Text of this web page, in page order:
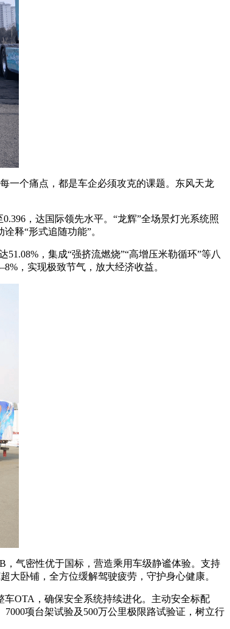
个痛点，都是车企必须攻克的课题。东风天龙
，达国际领先水平。“龙辉”全场景灯光系统照
释“形式追随功能”。
，集成“强挤流燃烧”“高增压米勒循环”等八
，实现极致节气，放大经济收益。
气密性优于国标，营造乘用车级静谧体验。支持
大卧铺，全方位缓解驾驶疲劳，守护身心健康。
OTA，确保安全系统持续进化。主动安全标配
项台架试验及500万公里极限路试验证，树立行